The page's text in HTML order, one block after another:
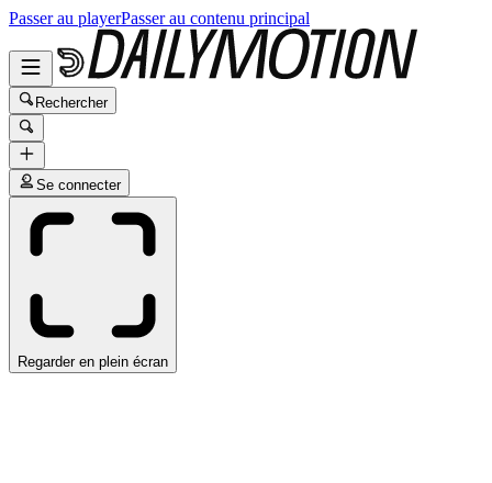
Passer au playerPasser au contenu principal
Rechercher
Se connecter
Regarder en plein écran